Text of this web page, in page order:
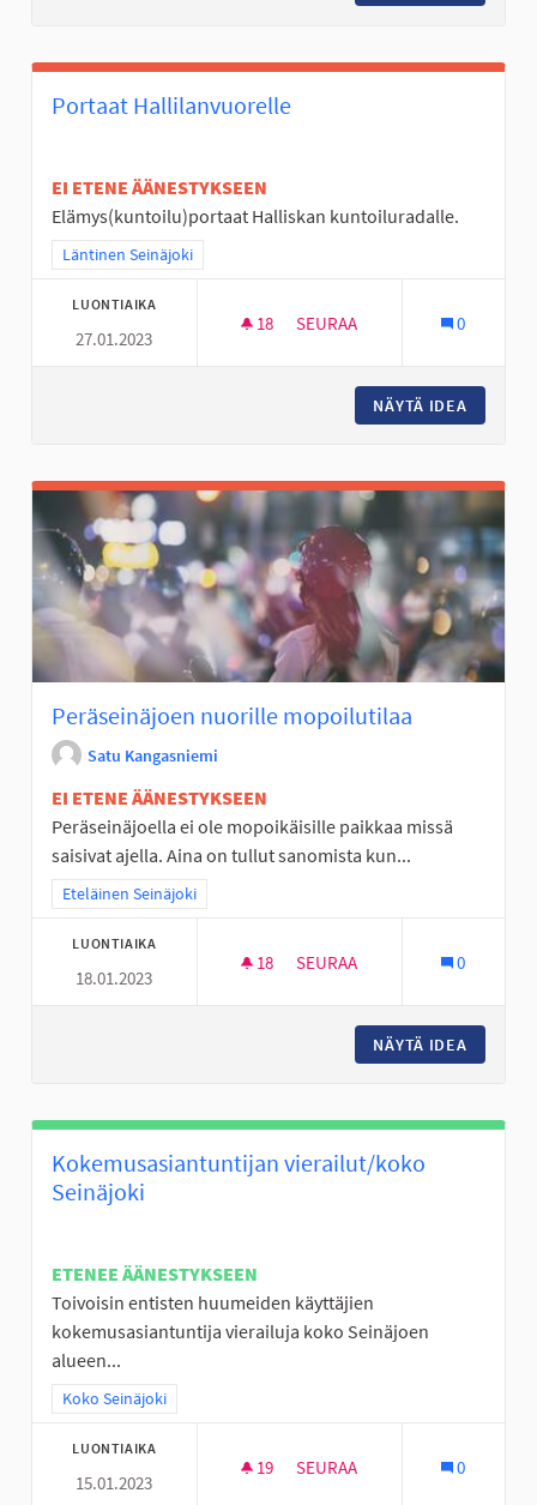
Portaat Hallilanvuorelle
EI ETENE ÄÄNESTYKSEEN
Elämys(kuntoilu)portaat Halliskan kuntoiluradalle.
Rajaa tulokset teeman mukaan: Läntinen Seinäjoki
Läntinen Seinäjoki
LUONTIAIKA
27.01.2023
18 18 SEURAAJAA
SEURAA 0
NÄYTÄ IDEA
Peräseinäjoen nuorille mopoilutilaa
Satu Kangasniemi
EI ETENE ÄÄNESTYKSEEN
Peräseinäjoella ei ole mopoikäisille paikkaa missä
saisivat ajella. Aina on tullut sanomista kun...
Rajaa tulokset teeman mukaan: Eteläinen Seinäjoki
Eteläinen Seinäjoki
LUONTIAIKA
18.01.2023
18 18 SEURAAJAA
SEURAA 0
NÄYTÄ IDEA
Kokemusasiantuntijan vierailut/koko
Seinäjoki
ETENEE ÄÄNESTYKSEEN
Toivoisin entisten huumeiden käyttäjien
kokemusasiantuntija vierailuja koko Seinäjoen
alueen...
Rajaa tulokset teeman mukaan: Koko Seinäjoki
Koko Seinäjoki
LUONTIAIKA
15.01.2023
19 19 SEURAAJAA
SEURAA 0